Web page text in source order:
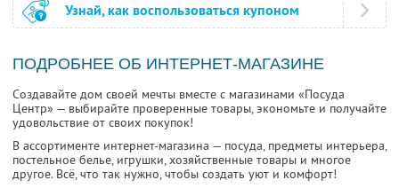
Узнай, как воспользоваться купоном
ПОДРОБНЕЕ ОБ ИНТЕРНЕТ-МАГАЗИНЕ
Создавайте дом своей мечты вместе с магазинами «Посуда
Центр» — выбирайте проверенные товары, экономьте и получайте
удовольствие от своих покупок!
В ассортименте интернет-магазина — посуда, предметы интерьера,
постельное белье, игрушки, хозяйственные товары и многое
другое. Всё, что так нужно, чтобы создать уют и комфорт!